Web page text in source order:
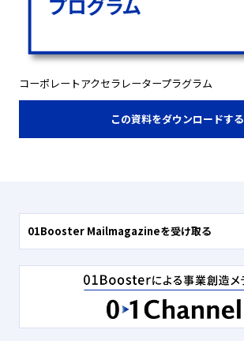
コーポレートアクセラレータープラグラム
この資料をダウンロードする
01Booster Mailmagazineを受け取る